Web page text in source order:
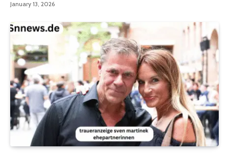
January 13, 2026